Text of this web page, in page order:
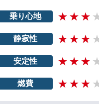
乗り心地
静寂性
安定性
燃費